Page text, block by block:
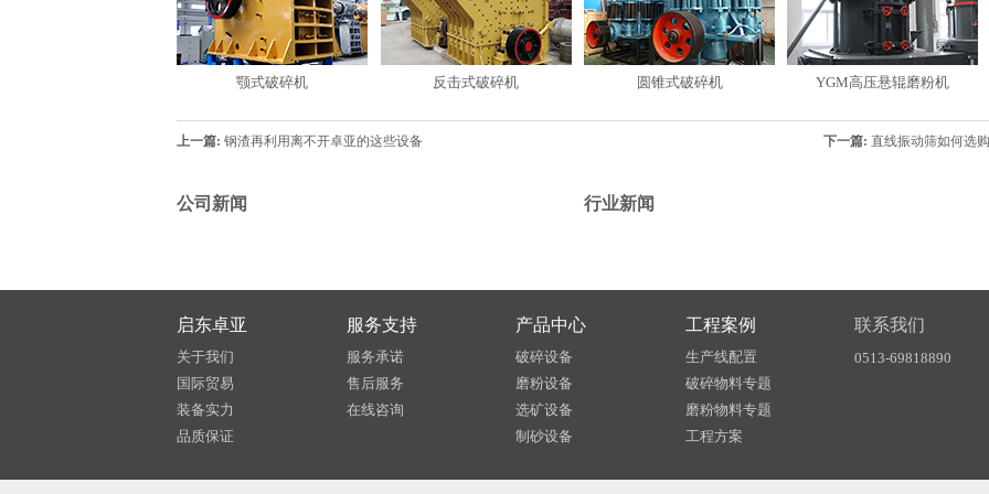
颚式破碎机 反击式破碎机 圆锥式破碎机 YGM高压悬辊磨粉机
上一篇: 钢渣再利用离不开卓亚的这些设备 下一篇: 直线振动筛如何选
公司新闻 行业新闻
启东卓亚
关于我们
国际贸易
装备实力
品质保证
服务支持
服务承诺
售后服务
在线咨询
产品中心
破碎设备
磨粉设备
选矿设备
制砂设备
工程案例
生产线配置
破碎物料专题
磨粉物料专题
工程方案
联系我们
0513-69818890